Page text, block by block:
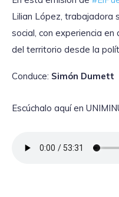
Lilian López, trabajadora
social, con experiencia en
del territorio desde la
Conduce: Simón Dumett
Escúchalo aquí en